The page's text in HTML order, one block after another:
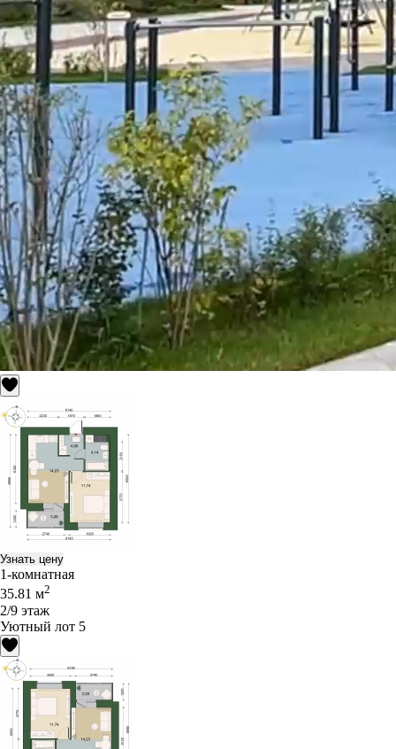
Узнать цену
1-комнатная
35.81 м2
2/9 этаж
Уютный лот 5